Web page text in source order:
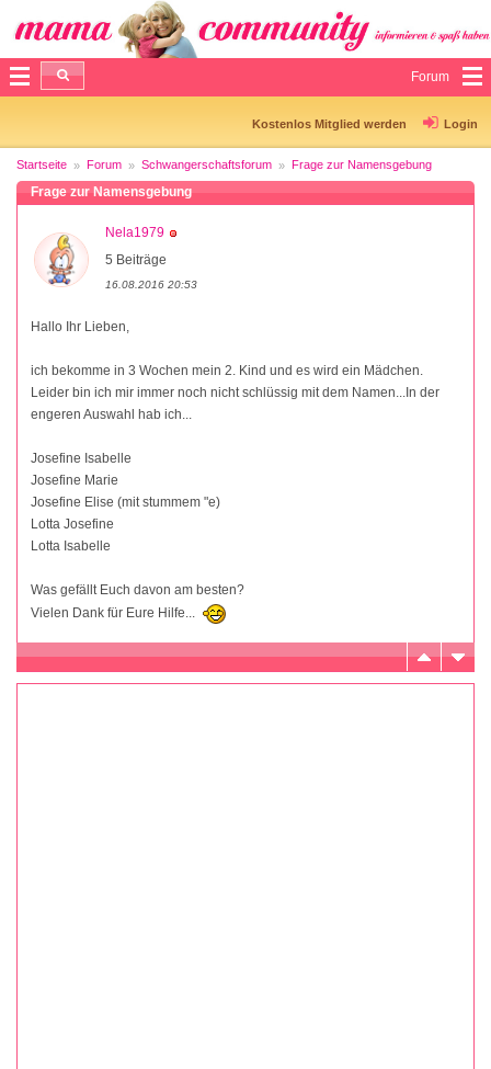
Forum
Kostenlos Mitglied werden Login
Startseite Forum Schwangerschaftsforum Frage zur Namensgebung
Frage zur Namensgebung
Nela1979
5 Beiträge
16.08.2016 20:53
Hallo Ihr Lieben,
ich bekomme in 3 Wochen mein 2. Kind und es wird ein Mädchen.
Leider bin ich mir immer noch nicht schlüssig mit dem Namen...In der
engeren Auswahl hab ich...
Josefine Isabelle
Josefine Marie
Josefine Elise (mit stummem "e)
Lotta Josefine
Lotta Isabelle
Was gefällt Euch davon am besten?
Vielen Dank für Eure Hilfe...